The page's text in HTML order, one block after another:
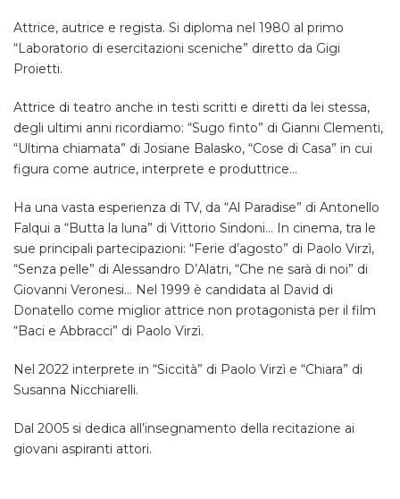
Attrice, autrice e regista. Si diploma nel 1980 al primo
“Laboratorio di esercitazioni sceniche” diretto da Gigi
Proietti.
Attrice di teatro anche in testi scritti e diretti da lei stessa,
degli ultimi anni ricordiamo: “Sugo finto” di Gianni Clementi,
“Ultima chiamata” di Josiane Balasko, “Cose di Casa” in cui
figura come autrice, interprete e produttrice…
Ha una vasta esperienza di TV, da “Al Paradise” di Antonello
Falqui a “Butta la luna” di Vittorio Sindoni… In cinema, tra le
sue principali partecipazioni: “Ferie d’agosto” di Paolo Virzì,
“Senza pelle” di Alessandro D’Alatri, “Che ne sarà di noi” di
Giovanni Veronesi… Nel 1999 è candidata al David di
Donatello come miglior attrice non protagonista per il film
“Baci e Abbracci” di Paolo Virzì.
Nel 2022 interprete in “Siccità” di Paolo Virzì e “Chiara” di
Susanna Nicchiarelli.
Dal 2005 si dedica all’insegnamento della recitazione ai
giovani aspiranti attori.